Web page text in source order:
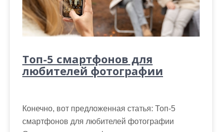
Топ-5 смартфонов для
любителей фотографии
Конечно, вот предложенная статья: Топ-5
смартфонов для любителей фотографии